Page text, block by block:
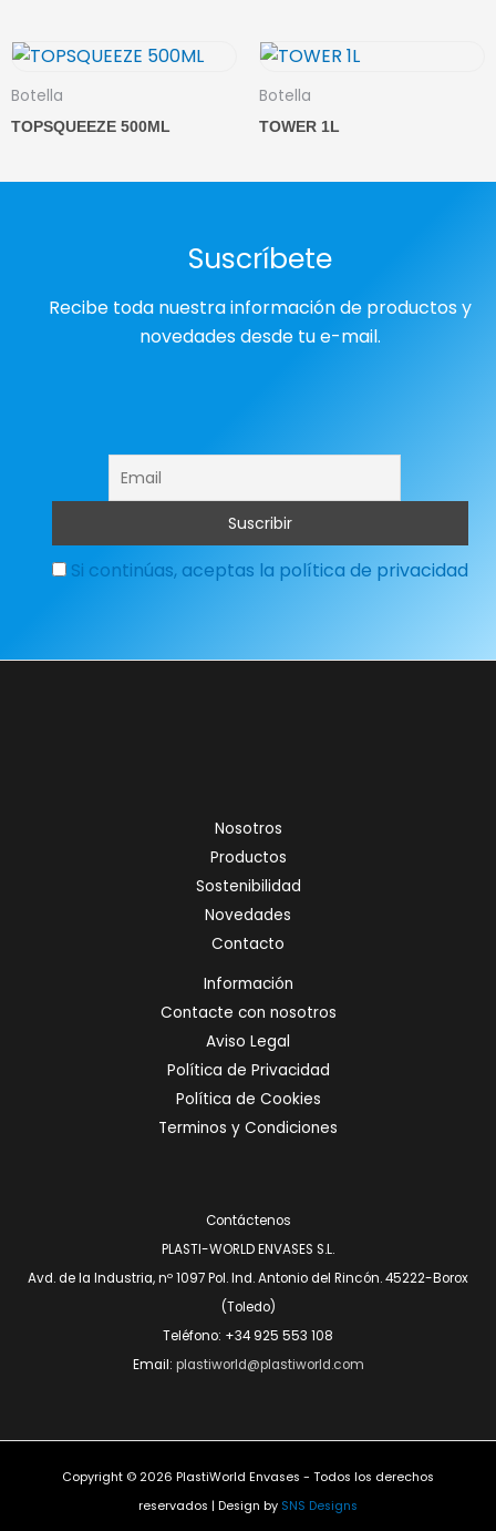
Botella
TOPSQUEEZE 500ML
Botella
TOWER 1L
Suscríbete
Recibe toda nuestra información de productos y
novedades desde tu e-mail.
Si continúas, aceptas la política de privacidad
Nosotros
Productos
Sostenibilidad
Novedades
Contacto
Información
Contacte con nosotros
Aviso Legal
Política de Privacidad
Política de Cookies
Terminos y Condiciones
Contáctenos
PLASTI-WORLD ENVASES S.L.
Avd. de la Industria, nº 1097 Pol. Ind. Antonio del Rincón. 45222-Borox
(Toledo)
Teléfono: +34 925 553 108
Email: plastiworld@plastiworld.com
Copyright © 2026 PlastiWorld Envases - Todos los derechos
reservados | Design by SNS Designs